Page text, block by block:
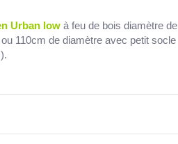
Urban low à feu de bois diamètre de
110cm de diamètre avec petit socle